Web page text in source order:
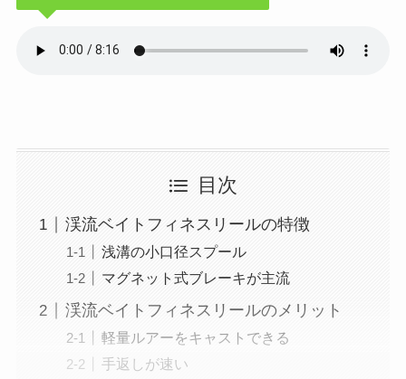
目次
渓流ベイトフィネスリールの特徴
浅溝の小口径スプール
マグネット式ブレーキが主流
渓流ベイトフィネスリールのメリット
軽量ルアーをキャストできる
手返しが速い